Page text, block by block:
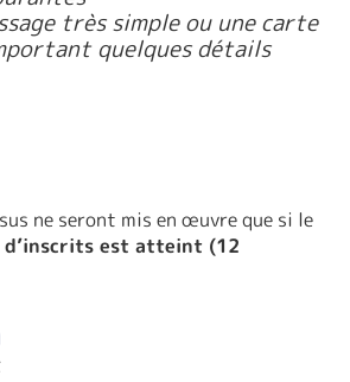
très simple ou une carte
quelques détails
ne seront mis en œuvre que si le
d’inscrits est atteint (12